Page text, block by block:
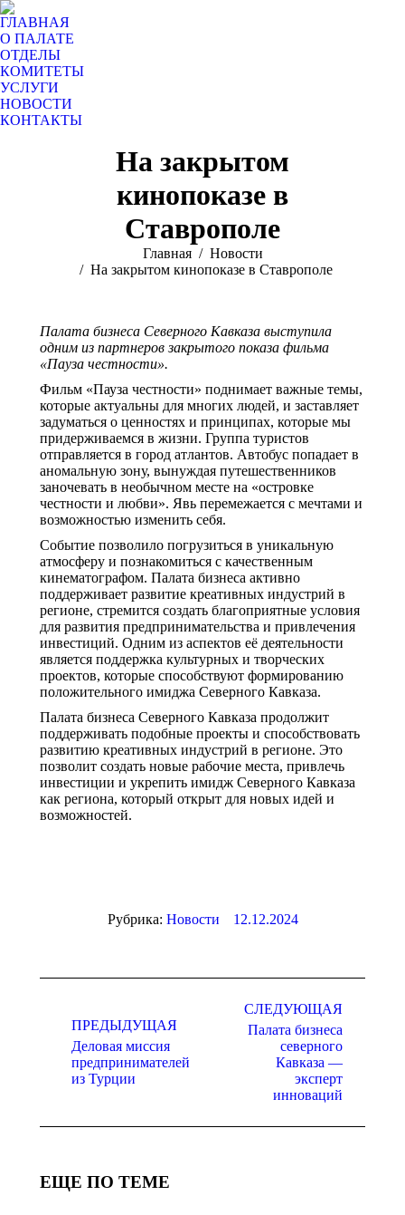
ГЛАВНАЯ
О ПАЛАТЕ
ОТДЕЛЫ
КОМИТЕТЫ
УСЛУГИ
НОВОСТИ
КОНТАКТЫ
На закрытом
кинопоказе в
Ставрополе
Главная
Новости
На закрытом кинопоказе в Ставрополе
Палата бизнеса Северного Кавказа выступила
одним из партнеров закрытого показа фильма
«Пауза честности».
Фильм «Пауза честности» поднимает важные темы,
которые актуальны для многих людей, и заставляет
задуматься о ценностях и принципах, которые мы
придерживаемся в жизни. Группа туристов
отправляется в город атлантов. Автобус попадает в
аномальную зону, вынуждая путешественников
заночевать в необычном месте на «островке
честности и любви». Явь перемежается с мечтами и
возможностью изменить себя.
Событие позволило погрузиться в уникальную
атмосферу и познакомиться с качественным
кинематографом. Палата бизнеса активно
поддерживает развитие креативных индустрий в
регионе, стремится создать благоприятные условия
для развития предпринимательства и привлечения
инвестиций. Одним из аспектов её деятельности
является поддержка культурных и творческих
проектов, которые способствуют формированию
положительного имиджа Северного Кавказа.
Палата бизнеса Северного Кавказа продолжит
поддерживать подобные проекты и способствовать
развитию креативных индустрий в регионе. Это
позволит создать новые рабочие места, привлечь
инвестиции и укрепить имидж Северного Кавказа
как региона, который открыт для новых идей и
возможностей.
Рубрика: Новости 12.12.2024
записям
ПРЕДЫДУЩАЯ
Предыдущая
запись:
Деловая миссия
предпринимателей
из Турции
СЛЕДУЮЩАЯ
Следующая
Палата бизнеса
северного
Кавказа —
эксперт
инноваций
ЕЩЕ ПО ТЕМЕ